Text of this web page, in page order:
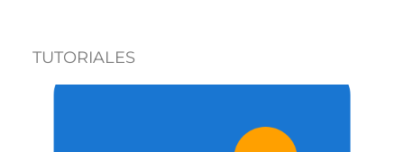
TUTORIALES